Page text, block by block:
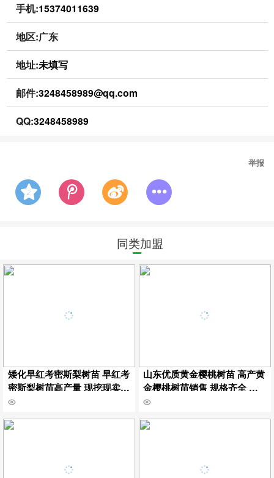
手机:15374011639
地区:广东
地址:未填写
邮件:3248458989@qq.com
QQ:3248458989
举报
同类加盟
矮化早红考密斯梨树苗 早红考
密斯梨树苗高产量 现挖现卖早
红考密斯梨树苗保湿邮寄
山东优质黄金樱桃树苗 高产黄
金樱桃树苗销售 规格齐全 嫁
接黄金樱桃树苗挂牌保湿邮寄